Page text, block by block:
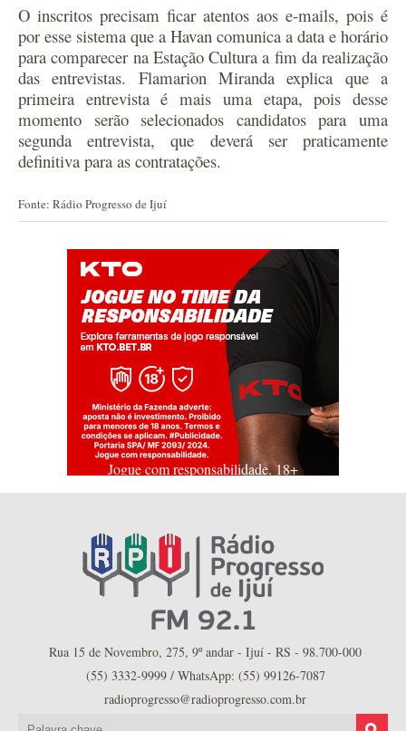
O inscritos precisam ficar atentos aos e-mails, pois é
por esse sistema que a Havan comunica a data e horário
para comparecer na Estação Cultura a fim da realização
das entrevistas. Flamarion Miranda explica que a
primeira entrevista é mais uma etapa, pois desse
momento serão selecionados candidatos para uma
segunda entrevista, que deverá ser praticamente
definitiva para as contratações.
Fonte: Rádio Progresso de Ijuí
Jogue com responsabilidade. 18+
Rua 15 de Novembro, 275, 9º andar - Ijuí - RS - 98.700-000
(55) 3332-9999 / WhatsApp: (55) 99126-7087
radioprogresso@radioprogresso.com.br